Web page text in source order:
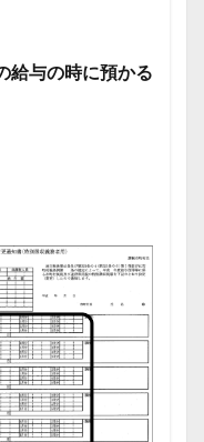
給与の時に預かる